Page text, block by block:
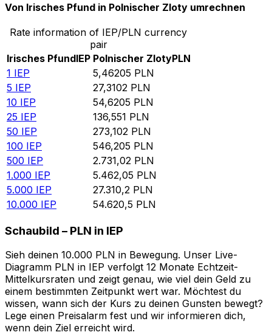
Von Irisches Pfund in Polnischer Zloty umrechnen
Rate information of IEP/PLN currency
pair
Irisches PfundIEP Polnischer ZlotyPLN
1 IEP 5,46205 PLN
5 IEP 27,3102 PLN
10 IEP 54,6205 PLN
25 IEP 136,551 PLN
50 IEP 273,102 PLN
100 IEP 546,205 PLN
500 IEP 2.731,02 PLN
1.000 IEP 5.462,05 PLN
5.000 IEP 27.310,2 PLN
10.000 IEP 54.620,5 PLN
Schaubild – PLN in IEP
Sieh deinen 10.000 PLN in Bewegung. Unser Live-
Diagramm PLN in IEP verfolgt 12 Monate Echtzeit-
Mittelkursraten und zeigt genau, wie viel dein Geld zu
einem bestimmten Zeitpunkt wert war. Möchtest du
wissen, wann sich der Kurs zu deinen Gunsten bewegt?
Lege einen Preisalarm fest und wir informieren dich,
wenn dein Ziel erreicht wird.